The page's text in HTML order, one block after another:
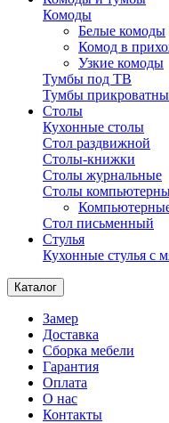
Комоды
Белые комоды
Комод в
Узкие комоды
Тумбы под ТВ
Тумбы
Столы
Кухонные столы
Стол раздвижной
Столы-книжки
Столы журнальные
Столы
Стол письменный
Стулья
Кухонные стулья с
Каталог
Замер
Доставка
Сборка мебели
Гарантия
Оплата
О нас
Контакты